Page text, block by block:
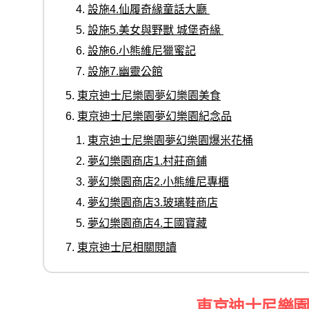
設施4.仙履奇緣童話大廳
設施5.美女與野獸 城堡奇緣
設施6.小熊維尼獵蜜記
設施7.幽靈公館
東京迪士尼樂園夢幻樂園美食
東京迪士尼樂園夢幻樂園紀念品
東京迪士尼樂園夢幻樂園爆米花桶
夢幻樂園商店1.村莊商鋪
夢幻樂園商店2.小熊維尼專櫃
夢幻樂園商店3.玻璃鞋商店
夢幻樂園商店4.王國寶藏
東京迪士尼相關閱讀